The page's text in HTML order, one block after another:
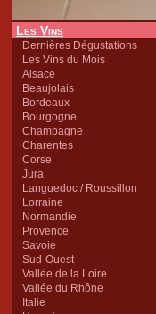
Les Vins
Dernières Dégustations
Les Vins du Mois
Alsace
Beaujolais
Bordeaux
Bourgogne
Champagne
Charentes
Corse
Jura
Languedoc / Roussillon
Lorraine
Normandie
Provence
Savoie
Sud-Ouest
Vallée de la Loire
Vallée du Rhône
Italie